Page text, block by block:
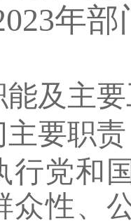
年部
及主
主要职责
行党和
众性、